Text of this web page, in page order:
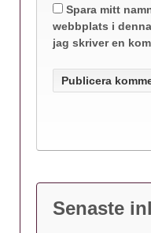
Spara mitt
webbplats i
jag skriver en
Senaste